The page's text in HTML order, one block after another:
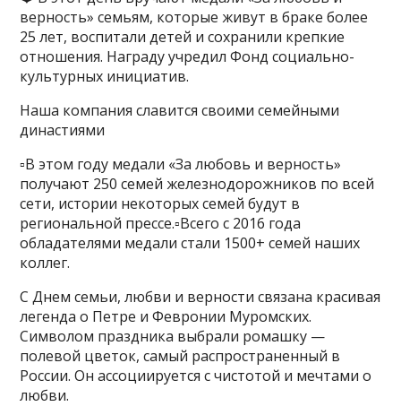
верность» семьям, которые живут в браке более
25 лет, воспитали детей и сохранили крепкие
отношения. Награду учредил Фонд социально-
культурных инициатив.
Наша компания славится своими семейными
династиями
▫️В этом году медали «За любовь и верность»
получают 250 семей железнодорожников по всей
сети, истории некоторых семей будут в
региональной прессе.▫️Всего с 2016 года
обладателями медали стали 1500+ семей наших
коллег.
С Днем семьи, любви и верности связана красивая
легенда о Петре и Февронии Муромских.
Символом праздника выбрали ромашку —
полевой цветок, самый распространенный в
России. Он ассоциируется с чистотой и мечтами о
любви.